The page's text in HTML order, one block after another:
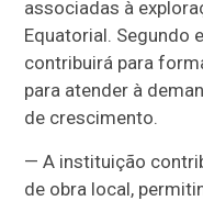
associadas à
Equatorial. Segundo
contribuirá para
para atender à
de crescimento.
— A instituição
de obra local,